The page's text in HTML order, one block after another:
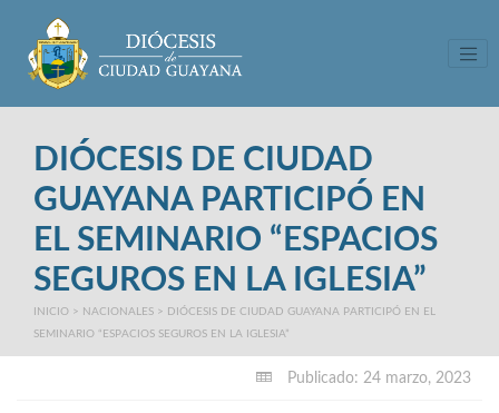
DIÓCESIS DE CIUDAD
GUAYANA PARTICIPÓ EN
EL SEMINARIO “ESPACIOS
SEGUROS EN LA IGLESIA”
INICIO > NACIONALES > DIÓCESIS DE CIUDAD GUAYANA PARTICIPÓ EN EL
SEMINARIO “ESPACIOS SEGUROS EN LA IGLESIA”
Publicado: 24 marzo, 2023